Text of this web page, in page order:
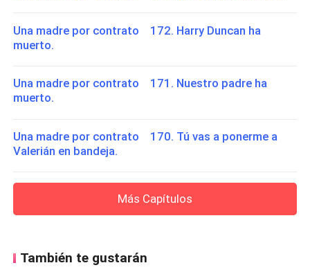
Una madre por contrato 172. Harry Duncan ha
muerto.
Una madre por contrato 171. Nuestro padre ha
muerto.
Una madre por contrato 170. Tú vas a ponerme a
Valerián en bandeja.
Más Capítulos
También te gustarán